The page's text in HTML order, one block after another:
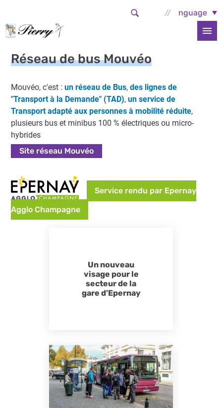
Select Language
Accueil Services et démarches
Réseau de bus Mouvéo
Mouvéo, c'est :un réseau de Bus,des lignes de
"Transport à la Demande" (TAD),un service de
Transport adapté aux personnes à mobilité réduite,
plusieurs bus et minibus 100 % électriques ou micro-
hybrides
Site réseau Mouvéo
Service rendu par Epernay
Agglo Champagne
Un nouveau
visage pour le
secteur de la
gare d’Epernay